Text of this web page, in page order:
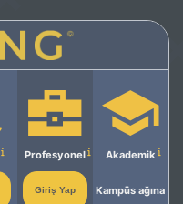
Profesyonel
Giriş Yap
Akademik
Kampüs ağına